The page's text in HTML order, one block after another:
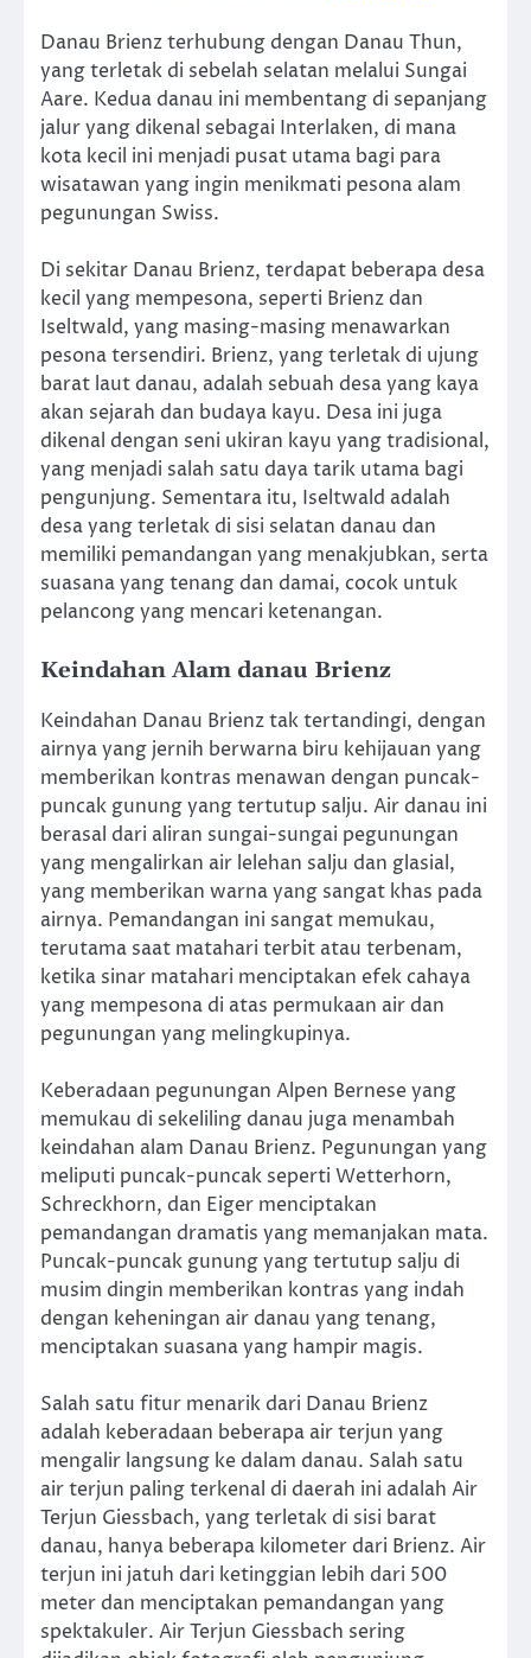
Danau Brienz terhubung dengan Danau Thun,
yang terletak di sebelah selatan melalui Sungai
Aare. Kedua danau ini membentang di sepanjang
jalur yang dikenal sebagai Interlaken, di mana
kota kecil ini menjadi pusat utama bagi para
wisatawan yang ingin menikmati pesona alam
pegunungan Swiss.
Di sekitar Danau Brienz, terdapat beberapa desa
kecil yang mempesona, seperti Brienz dan
Iseltwald, yang masing-masing menawarkan
pesona tersendiri. Brienz, yang terletak di ujung
barat laut danau, adalah sebuah desa yang kaya
akan sejarah dan budaya kayu. Desa ini juga
dikenal dengan seni ukiran kayu yang tradisional,
yang menjadi salah satu daya tarik utama bagi
pengunjung. Sementara itu, Iseltwald adalah
desa yang terletak di sisi selatan danau dan
memiliki pemandangan yang menakjubkan, serta
suasana yang tenang dan damai, cocok untuk
pelancong yang mencari ketenangan.
Keindahan Alam danau Brienz
Keindahan Danau Brienz tak tertandingi, dengan
airnya yang jernih berwarna biru kehijauan yang
memberikan kontras menawan dengan puncak-
puncak gunung yang tertutup salju. Air danau ini
berasal dari aliran sungai-sungai pegunungan
yang mengalirkan air lelehan salju dan glasial,
yang memberikan warna yang sangat khas pada
airnya. Pemandangan ini sangat memukau,
terutama saat matahari terbit atau terbenam,
ketika sinar matahari menciptakan efek cahaya
yang mempesona di atas permukaan air dan
pegunungan yang melingkupinya.
Keberadaan pegunungan Alpen Bernese yang
memukau di sekeliling danau juga menambah
keindahan alam Danau Brienz. Pegunungan yang
meliputi puncak-puncak seperti Wetterhorn,
Schreckhorn, dan Eiger menciptakan
pemandangan dramatis yang memanjakan mata.
Puncak-puncak gunung yang tertutup salju di
musim dingin memberikan kontras yang indah
dengan keheningan air danau yang tenang,
menciptakan suasana yang hampir magis.
Salah satu fitur menarik dari Danau Brienz
adalah keberadaan beberapa air terjun yang
mengalir langsung ke dalam danau. Salah satu
air terjun paling terkenal di daerah ini adalah Air
Terjun Giessbach, yang terletak di sisi barat
danau, hanya beberapa kilometer dari Brienz. Air
terjun ini jatuh dari ketinggian lebih dari 500
meter dan menciptakan pemandangan yang
spektakuler. Air Terjun Giessbach sering